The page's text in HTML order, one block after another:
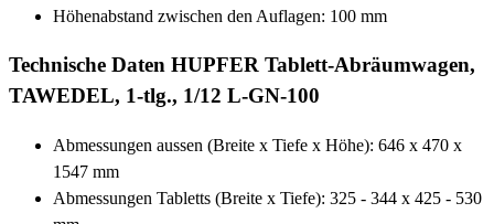
Höhenabstand zwischen den Auflagen: 100 mm
Technische Daten HUPFER Tablett-Abräumwagen,
TAWEDEL, 1-tlg., 1/12 L-GN-100
Abmessungen aussen (Breite x Tiefe x Höhe): 646 x 470 x
1547 mm
Abmessungen Tabletts (Breite x Tiefe): 325 - 344 x 425 - 530